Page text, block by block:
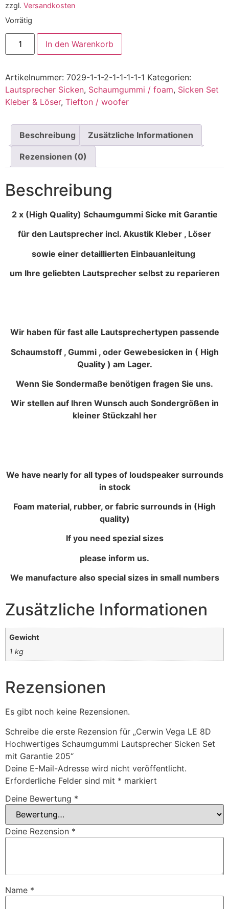
zzgl. Versandkosten
Vorrätig
In den Warenkorb
Artikelnummer: 7029-1-1-2-1-1-1-1-1 Kategorien:
Lautsprecher Sicken, Schaumgummi / foam, Sicken Set
Kleber & Löser, Tiefton / woofer
Beschreibung Zusätzliche Informationen
Rezensionen (0)
Beschreibung
2 x (High Quality) Schaumgummi Sicke mit Garantie
für den Lautsprecher incl. Akustik Kleber , Löser
sowie einer detaillierten Einbauanleitung
um Ihre geliebten Lautsprecher selbst zu reparieren
Wir haben für fast alle Lautsprechertypen passende
Schaumstoff , Gummi , oder Gewebesicken in ( High
Quality ) am Lager.
Wenn Sie Sondermaße benötigen fragen Sie uns.
Wir stellen auf Ihren Wunsch auch Sondergrößen in
kleiner Stückzahl her
We have nearly for all types of loudspeaker surrounds
in stock
Foam material, rubber, or fabric surrounds in (High
quality)
If you need spezial sizes
please inform us.
We manufacture also special sizes in small numbers
Zusätzliche Informationen
Gewicht
1 kg
Rezensionen
Es gibt noch keine Rezensionen.
Schreibe die erste Rezension für „Cerwin Vega LE 8D
Hochwertiges Schaumgummi Lautsprecher Sicken Set
mit Garantie 205“
Deine E-Mail-Adresse wird nicht veröffentlicht.
Erforderliche Felder sind mit * markiert
Deine Bewertung *
Deine Rezension *
Name *